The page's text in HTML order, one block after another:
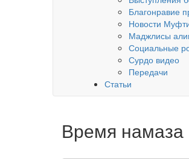
Благонравие
Новости
Маджлисы
Социальные
Сурдо видео
Передачи
Статьи
Время намаза